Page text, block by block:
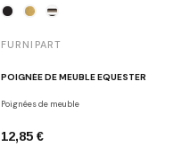
FURNIPART
POIGNÉE DE MEUBLE EQUESTER
Poignées de meuble
12,85 €